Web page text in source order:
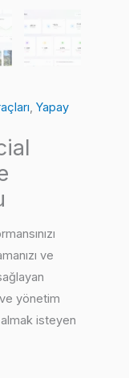
, Yapay
ve
yönetim
almak isteyen